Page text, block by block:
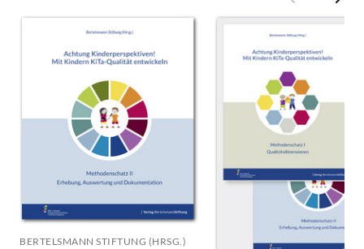
BERTELSMANN STIFTUNG (HRSG.)